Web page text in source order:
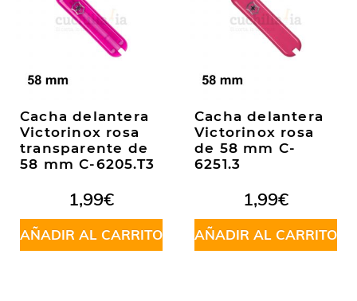
Cacha delantera
Victorinox rosa
transparente de
58 mm C-6205.T3
1,99€
AÑADIR AL CARRITO
Cacha delantera
Victorinox rosa
de 58 mm C-
6251.3
1,99€
AÑADIR AL CARRITO